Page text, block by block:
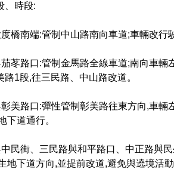
、時段:
橋南端:管制中山路南向車道;車輛改行
苳路口:管制金馬路全線車道;南向車
1段,往三民路、中山路改道。
美路口:彈性管制彰美路往東方向,車
下道通行。
民街、三民路與和平路口、中正路與
地下道方向,並提前改道,避免與遶境活動